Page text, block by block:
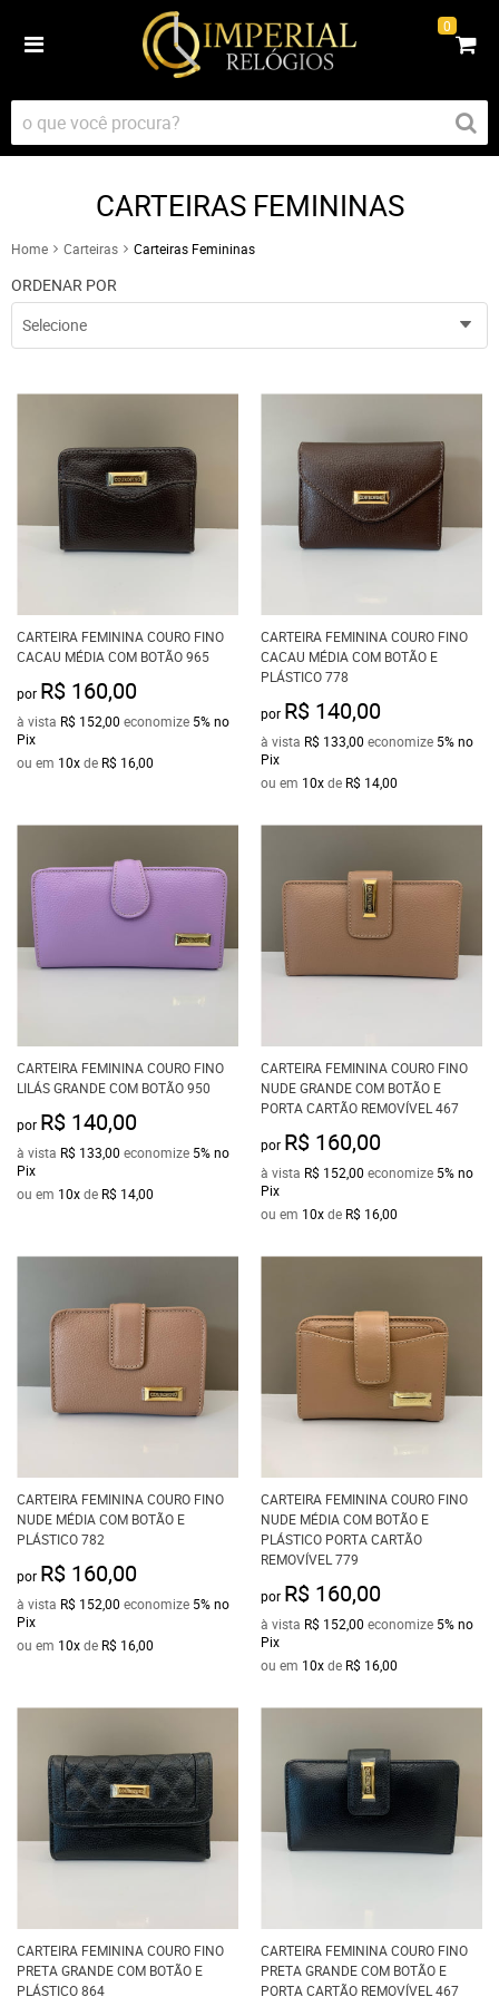
0
CARTEIRAS FEMININAS
Home Carteiras Carteiras Femininas
ORDENAR POR
Selecione
CARTEIRA FEMININA COURO FINO
CACAU MÉDIA COM BOTÃO 965
por R$ 160,00
à vista R$ 152,00 economize 5%no
Pix
ou em 10xde R$ 16,00
CARTEIRA FEMININA COURO FINO
CACAU MÉDIA COM BOTÃO E
PLÁSTICO 778
por R$ 140,00
à vista R$ 133,00 economize 5%no
Pix
ou em 10xde R$ 14,00
CARTEIRA FEMININA COURO FINO
LILÁS GRANDE COM BOTÃO 950
por R$ 140,00
à vista R$ 133,00 economize 5%no
Pix
ou em 10xde R$ 14,00
CARTEIRA FEMININA COURO FINO
NUDE GRANDE COM BOTÃO E
PORTA CARTÃO REMOVÍVEL 467
por R$ 160,00
à vista R$ 152,00 economize 5%no
Pix
ou em 10xde R$ 16,00
CARTEIRA FEMININA COURO FINO
NUDE MÉDIA COM BOTÃO E
PLÁSTICO 782
por R$ 160,00
à vista R$ 152,00 economize 5%no
Pix
ou em 10xde R$ 16,00
CARTEIRA FEMININA COURO FINO
NUDE MÉDIA COM BOTÃO E
PLÁSTICO PORTA CARTÃO
REMOVÍVEL 779
por R$ 160,00
à vista R$ 152,00 economize 5%no
Pix
ou em 10xde R$ 16,00
CARTEIRA FEMININA COURO FINO
PRETA GRANDE COM BOTÃO E
PLÁSTICO 864
CARTEIRA FEMININA COURO FINO
PRETA GRANDE COM BOTÃO E
PORTA CARTÃO REMOVÍVEL 467